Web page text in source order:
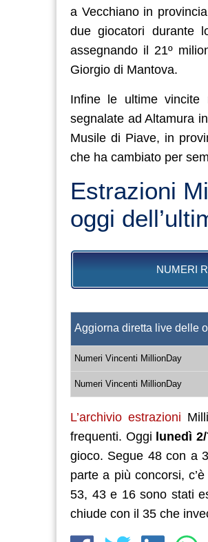
a Vecchiano in
due giocatori durante
assegnando il 21º
Giorgio di Mantova.
Infine le ultime vincite
segnalate ad Altamura
Musile di Piave, in
che ha cambiato per
Estrazioni
oggi
NUMERI
Aggiorna diretta live delle
Numeri Vincenti MillionDay
Numeri Vincenti MillionDay
L’archivio estrazioni
frequenti. Oggi lunedì
gioco. Segue 48 con a
parte a più concorsi,
53, 43 e 16 sono stati
chiude con il 35 che